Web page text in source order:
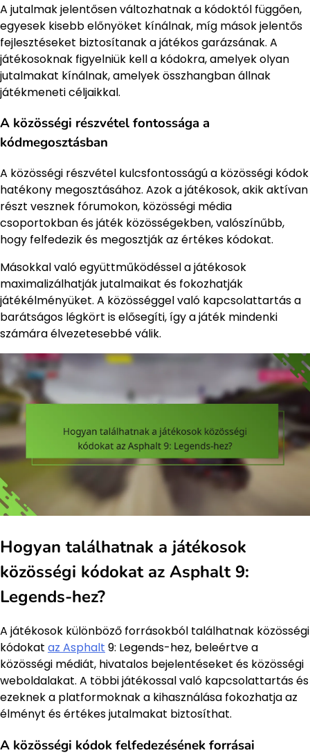
A jutalmak jelentősen változhatnak a kódoktól függően,
egyesek kisebb előnyöket kínálnak, míg mások jelentős
fejlesztéseket biztosítanak a játékos garázsának. A
játékosoknak figyelniük kell a kódokra, amelyek olyan
jutalmakat kínálnak, amelyek összhangban állnak
játékmeneti céljaikkal.
A közösségi részvétel fontossága a
kódmegosztásban
A közösségi részvétel kulcsfontosságú a közösségi kódok
hatékony megosztásához. Azok a játékosok, akik aktívan
részt vesznek fórumokon, közösségi média
csoportokban és játék közösségekben, valószínűbb,
hogy felfedezik és megosztják az értékes kódokat.
Másokkal való együttműködéssel a játékosok
maximalizálhatják jutalmaikat és fokozhatják
játékélményüket. A közösséggel való kapcsolattartás a
barátságos légkört is elősegíti, így a játék mindenki
számára élvezetesebbé válik.
Hogyan találhatnak a játékosok
közösségi kódokat az Asphalt 9:
Legends-hez?
A játékosok különböző forrásokból találhatnak közösségi
kódokat az Asphalt 9: Legends-hez, beleértve a
közösségi médiát, hivatalos bejelentéseket és közösségi
weboldalakat. A többi játékossal való kapcsolattartás és
ezeknek a platformoknak a kihasználása fokozhatja az
élményt és értékes jutalmakat biztosíthat.
A közösségi kódok felfedezésének forrásai